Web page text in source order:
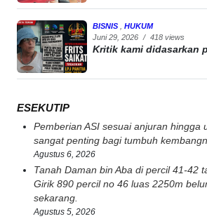
BISNIS
HUKUM
Juni 29, 2026 / 418 views
Kritik kami didasarkan
ESEKUTIP
Pemberian ASI sesuai anjuran hingga
sangat penting bagi tumbuh
Agustus 6, 2026
Tanah Daman bin Aba di percil 41-42
Girik 890 percil no 46 luas 2250m
sekarang.
Agustus 5, 2026